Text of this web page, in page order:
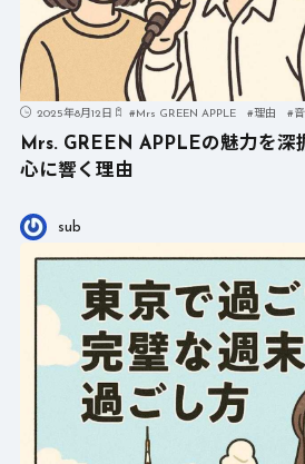
2025年8月12日 #Mrs GREEN APPLE #理由 #
Mrs. GREEN APPLEの魅力を深
心に響く理由
sub